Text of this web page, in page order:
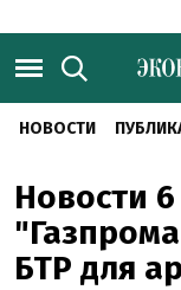
НОВОСТИ
Новости
БТР для